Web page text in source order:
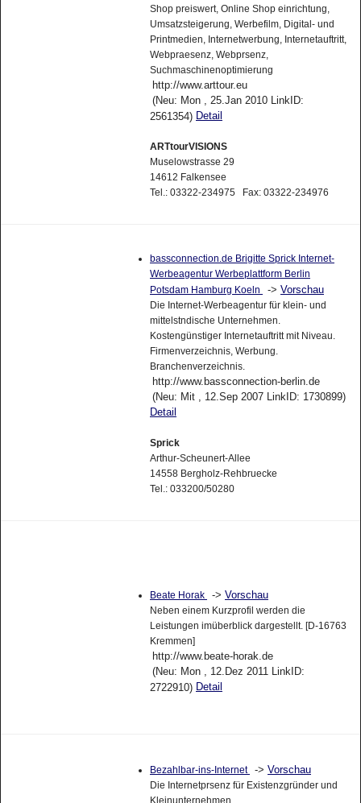
Shop preiswert, Online Shop einrichtung,
Umsatzsteigerung, Werbefilm, Digital- und
Printmedien, Internetwerbung, Internetauftritt,
Webpraesenz, Webprsenz,
Suchmaschinenoptimierung
http://www.arttour.eu
(Neu: Mon , 25.Jan 2010 LinkID:
2561354) Detail
ARTtourVISIONS
Muselowstrasse 29
14612 Falkensee
Tel.: 03322-234975 Fax: 03322-234976
bassconnection.de Brigitte Sprick Internet-
Werbeagentur Werbeplattform Berlin
Potsdam Hamburg Koeln
-> Vorschau
Die Internet-Werbeagentur für klein- und
mittelstndische Unternehmen.
Kostengünstiger Internetauftritt mit Niveau.
Firmenverzeichnis, Werbung.
Branchenverzeichnis.
http://www.bassconnection-berlin.de
(Neu: Mit , 12.Sep 2007 LinkID: 1730899)
Detail
Sprick
Arthur-Scheunert-Allee
14558 Bergholz-Rehbruecke
Tel.: 033200/50280
Beate Horak -> Vorschau
Neben einem Kurzprofil werden die
Leistungen imüberblick dargestellt. [D-16763
Kremmen]
http://www.beate-horak.de
(Neu: Mon , 12.Dez 2011 LinkID:
2722910) Detail
Bezahlbar-ins-Internet -> Vorschau
Die Internetprsenz für Existenzgründer und
Kleinunternehmen